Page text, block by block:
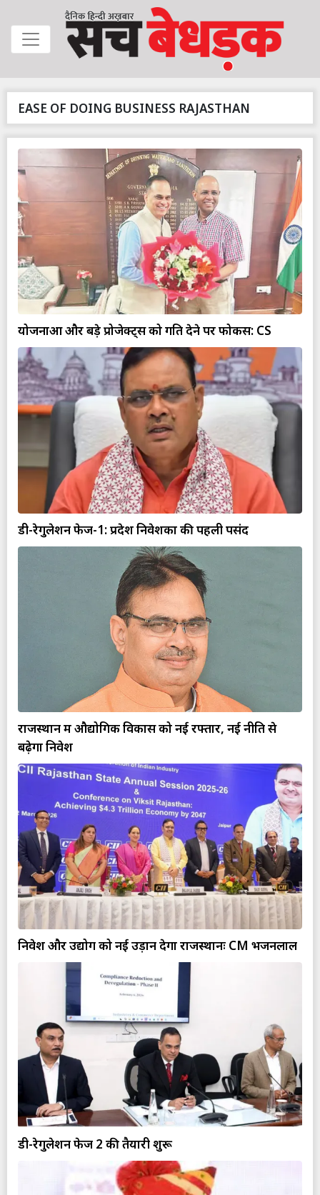
EASE OF DOING BUSINESS RAJASTHAN
योजनाओं और बड़े प्रोजेक्ट्स को गति देने पर फोकस: CS
डी-रेगुलेशन फेज-1: प्रदेश निवेशकों की पहली पसंद
राजस्थान में औद्योगिक विकास को नई रफ्तार, नई नीति से
बढ़ेगा निवेश
निवेश और उद्योग को नई उड़ान देगा राजस्थानः CM भजनलाल
डी-रेगुलेशन फेज 2 की तैयारी शुरू